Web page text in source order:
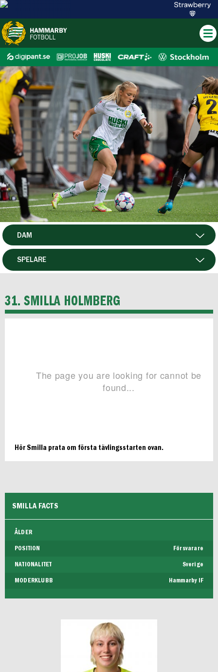
HERR
DAM
P19
SPELARE
31. SMILLA HOLMBERG
Hör Smilla prata om första tävlingsstarten ovan.
SMILLA FACTS
ÅLDER
POSITION Försvarare
NATIONALITET Sverige
MODERKLUBB Hammarby IF